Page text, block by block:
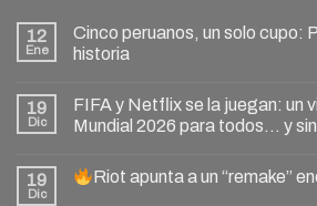
12
Ene
Cinco peruanos, un solo cupo:
historia
19
Dic
FIFA y Netflix se la juegan: un
Mundial 2026 para todos… y
19
Dic
Riot apunta a un “remake”